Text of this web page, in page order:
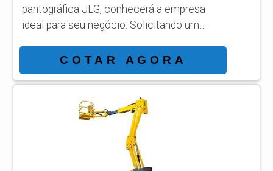
pantográfica JLG, conhecerá a empresa
ideal para seu negócio. Solicitando um
e achando a líder em qualidade. Quando a
busca é por plataforma aérea pantográfica
JLG, com os melhores profissionais da ASL
Equipamentos encontrará precisão com
qualidade e rapidez no atendimento.
DETALHES SOBRE PLATAFORMA AÉREA
COTAR AGORA